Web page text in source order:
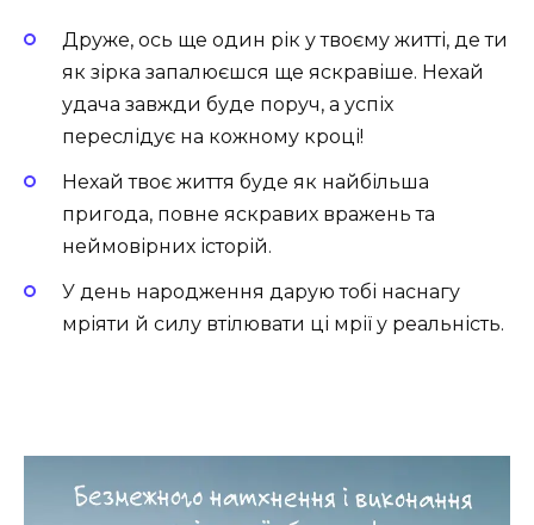
Друже, ось ще один рік у твоєму житті, де ти
як зірка запалюєшся ще яскравіше. Нехай
удача завжди буде поруч, а успіх
переслідує на кожному кроці!
Нехай твоє життя буде як найбільша
пригода, повне яскравих вражень та
неймовірних історій.
У день народження дарую тобі наснагу
мріяти й силу втілювати ці мрії у реальність.